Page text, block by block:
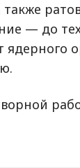
— до